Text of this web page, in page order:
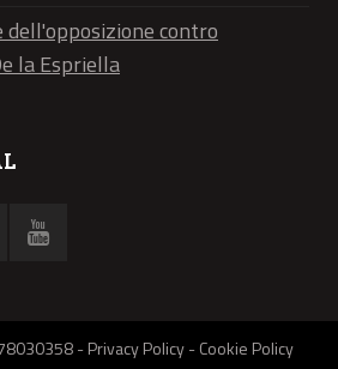
contro
la Espriella
-Privacy Policy-Cookie Policy